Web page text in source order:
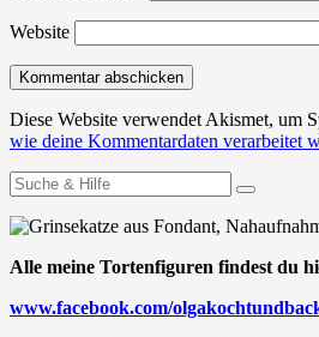
Website
Diese Website verwendet Akismet, um
wie deine Kommentardaten verarbeitet
Suchen
nach:
Alle meine Tortenfiguren findest du
www.facebook.com/